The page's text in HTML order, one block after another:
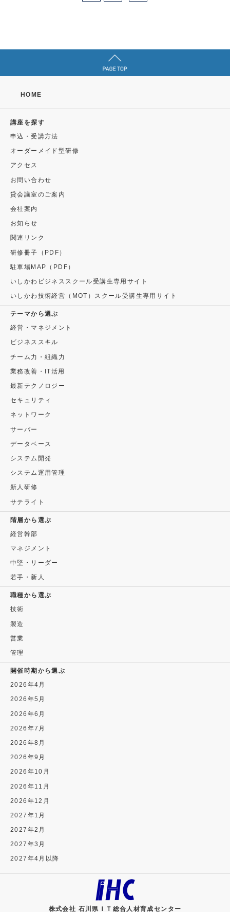
HOME
講座を探す
申込・受講方法
オーダーメイド型研修
アクセス
お問い合わせ
貸会議室のご案内
会社案内
お知らせ
関連リンク
研修冊子（PDF）
駐車場MAP（PDF）
いしかわビジネススクール受講生専用サイト
いしかわ技術経営（MOT）スクール受講生専用サイト
テーマから選ぶ
経営・マネジメント
ビジネススキル
チーム力・組織力
業務改善・IT活用
最新テクノロジー
セキュリティ
ネットワーク
サーバー
データベース
システム開発
システム運用管理
新人研修
サテライト
階層から選ぶ
経営幹部
マネジメント
中堅・リーダー
若手・新人
職種から選ぶ
技術
製造
営業
管理
開催時期から選ぶ
2026年4月
2026年5月
2026年6月
2026年7月
2026年8月
2026年9月
2026年10月
2026年11月
2026年12月
2027年1月
2027年2月
2027年3月
2027年4月以降
株式会社 石川県ＩＴ総合人材育成センター